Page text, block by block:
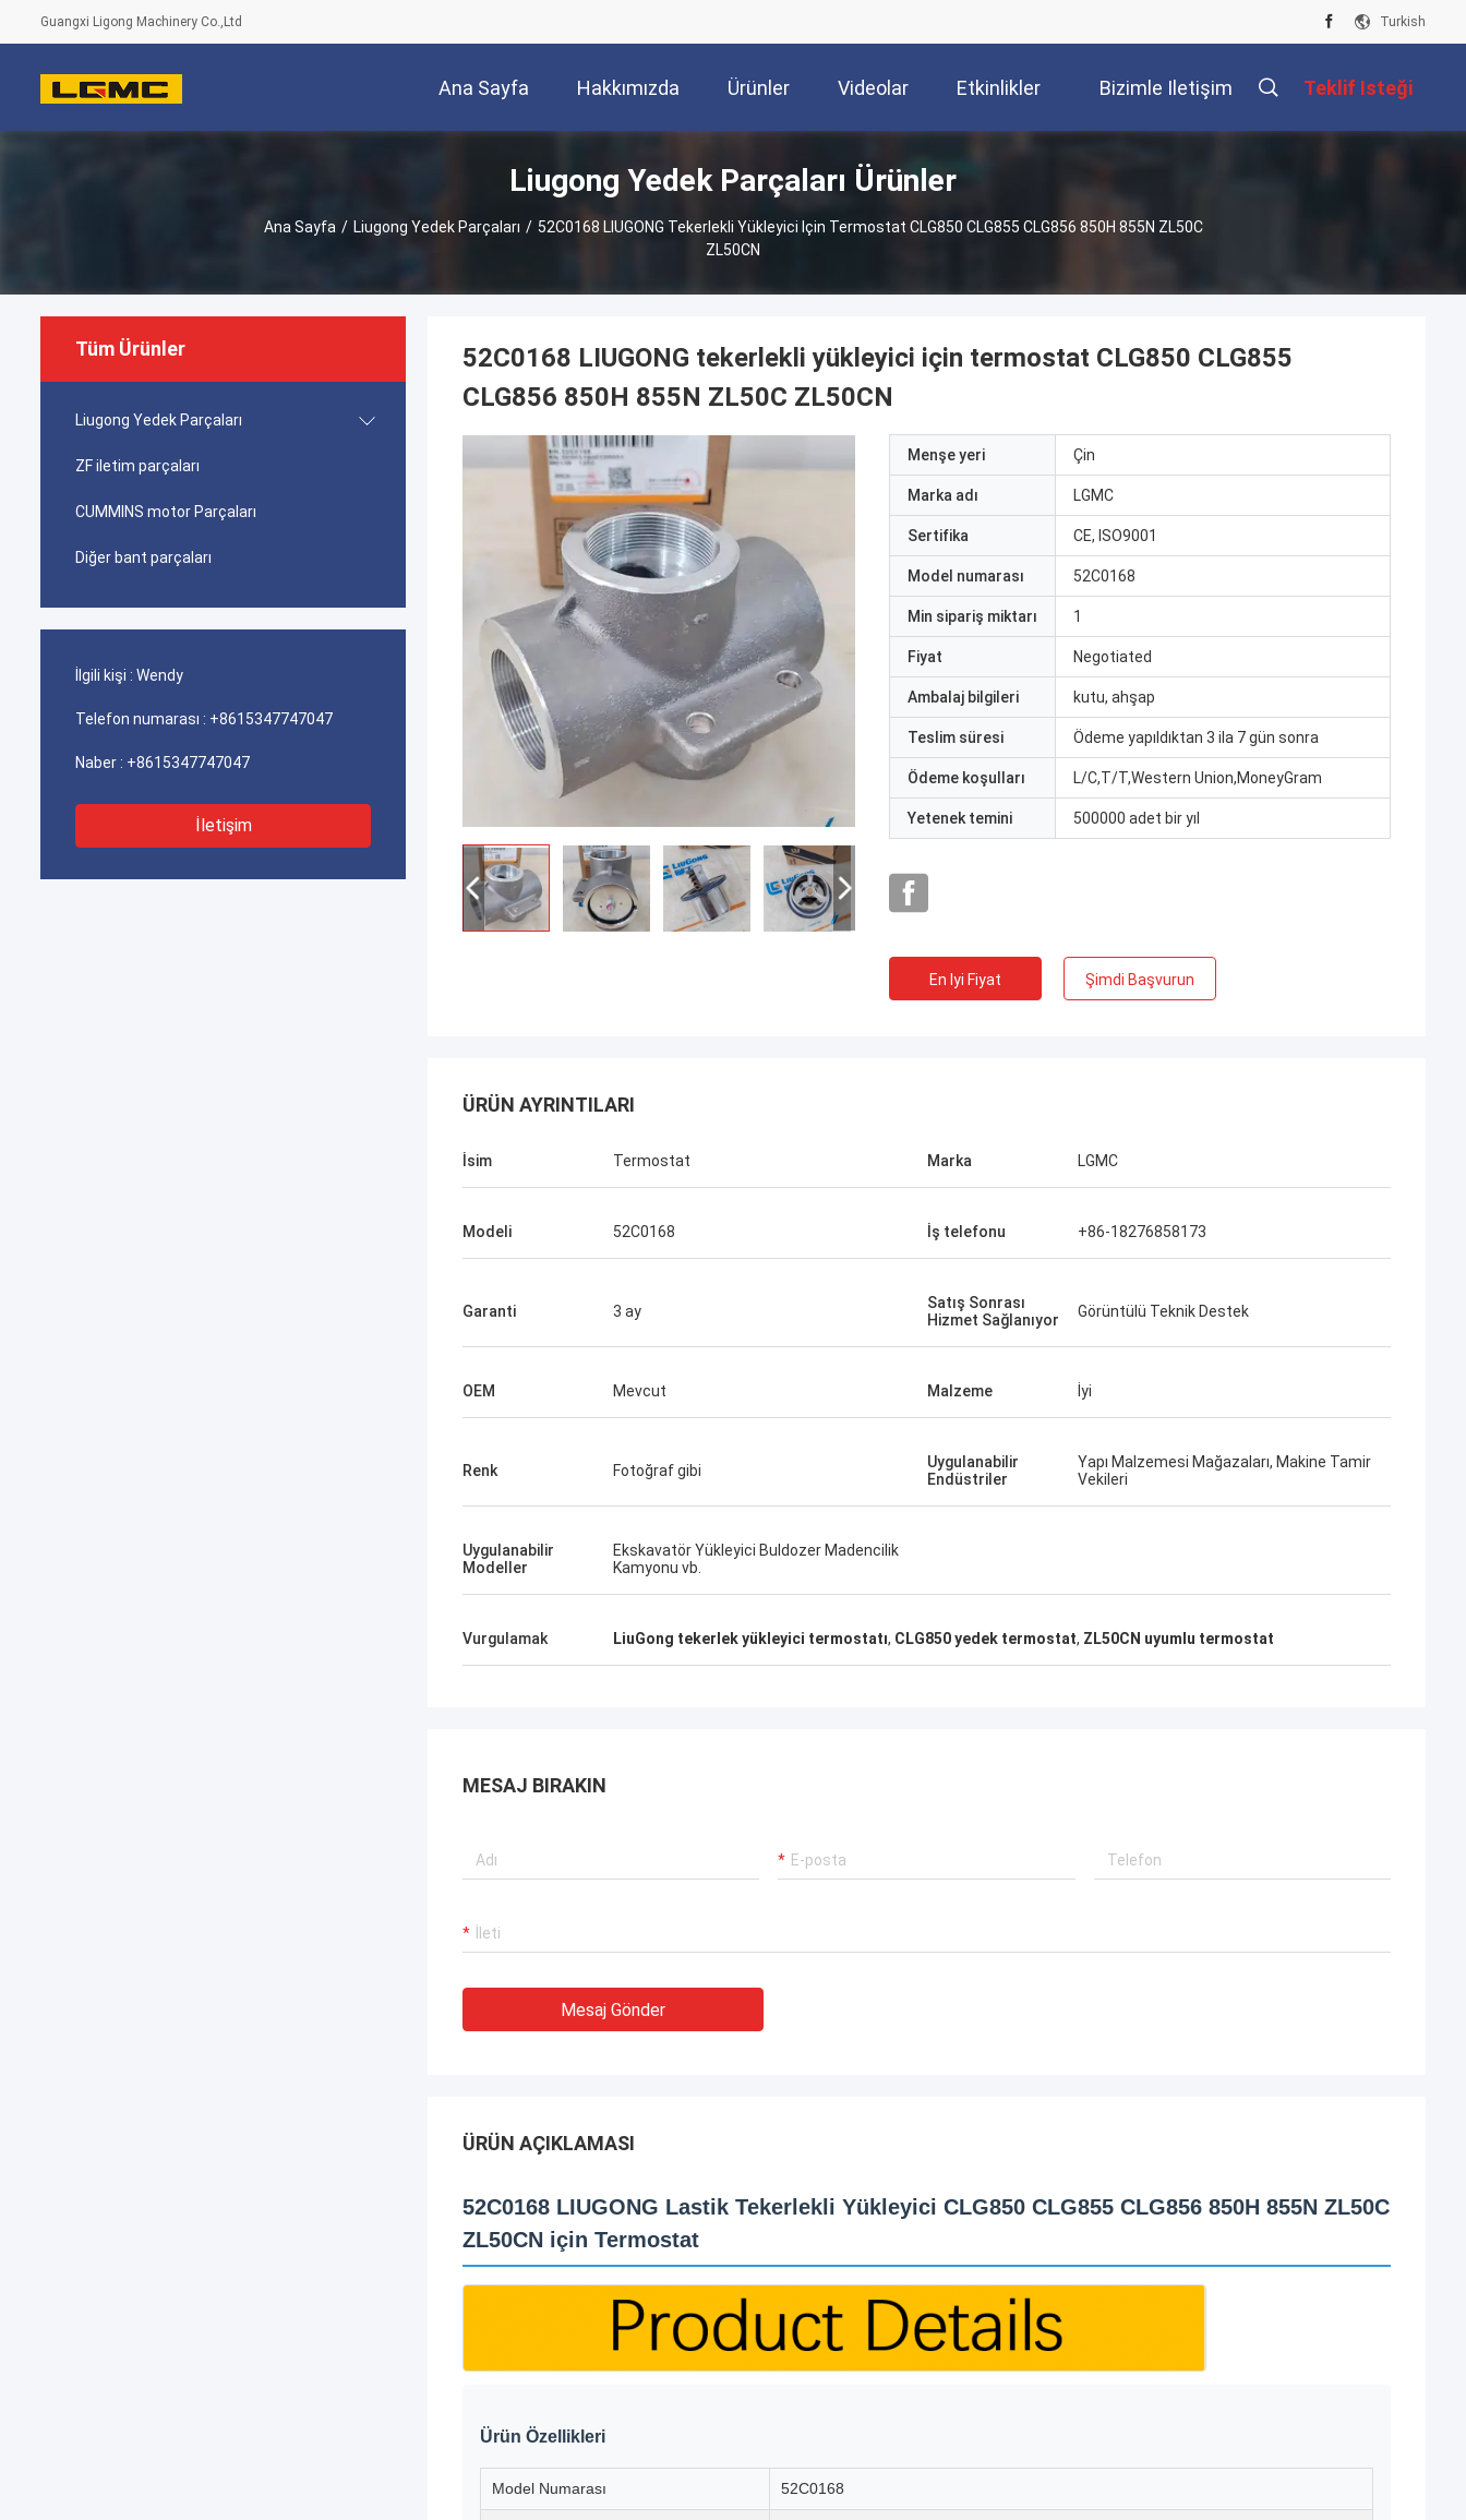
Guangxi Ligong Machinery Co.,Ltd Turkish
Ana Sayfa Hakkımızda Ürünler Videolar Etkinlikler Bizimle Iletişim Teklif Isteği
Liugong Yedek Parçaları Ürünler
Ana Sayfa / Liugong Yedek Parçaları / 52C0168 LIUGONG Tekerlekli Yükleyici Için Termostat CLG850 CLG855 CLG856 850H 855N ZL50C
ZL50CN
Tüm Ürünler
Liugong Yedek Parçaları
ZF iletim parçaları
CUMMINS motor Parçaları
Diğer bant parçaları
İlgili kişi : Wendy
Telefon numarası : +8615347747047
Naber : +8615347747047
İletişim
52C0168 LIUGONG tekerlekli yükleyici için termostat CLG850 CLG855
CLG856 850H 855N ZL50C ZL50CN
Menşe yeri Çin
Marka adı LGMC
Sertifika CE, ISO9001
Model numarası 52C0168
Min sipariş miktarı 1
Fiyat Negotiated
Ambalaj bilgileri kutu, ahşap
Teslim süresi Ödeme yapıldıktan 3 ila 7 gün sonra
Ödeme koşulları L/C,T/T,Western Union,MoneyGram
Yetenek temini 500000 adet bir yıl
En Iyi Fiyat Şimdi Başvurun
ÜRÜN AYRINTILARI
İsim Termostat Marka LGMC
Modeli 52C0168 İş telefonu +86-18276858173
Garanti 3 ay
Satış Sonrası
Hizmet Sağlanıyor
Görüntülü Teknik Destek
OEM Mevcut Malzeme İyi
Renk Fotoğraf gibi
Uygulanabilir
Endüstriler
Yapı Malzemesi Mağazaları, Makine Tamir
Vekileri
Uygulanabilir
Modeller
Ekskavatör Yükleyici Buldozer Madencilik
Kamyonu vb.
Vurgulamak LiuGong tekerlek yükleyici termostatı, CLG850 yedek termostat, ZL50CN uyumlu termostat
MESAJ BIRAKIN
Mesaj Gönder
ÜRÜN AÇIKLAMASI
52C0168 LIUGONG Lastik Tekerlekli Yükleyici CLG850 CLG855 CLG856 850H 855N ZL50C
ZL50CN için Termostat
Ürün Özellikleri
Model Numarası 52C0168